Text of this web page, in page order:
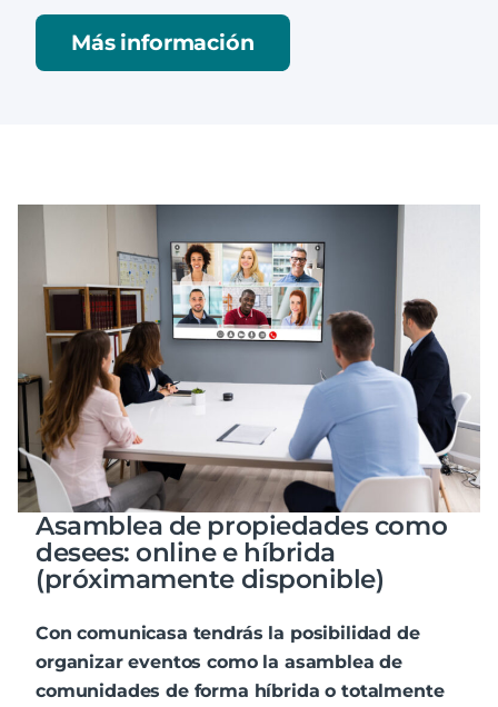
Más información
Asamblea de propiedades como
desees: online e híbrida
(próximamente disponible)
Con comunicasa tendrás la posibilidad de
organizar eventos como la asamblea de
comunidades de forma híbrida o totalmente